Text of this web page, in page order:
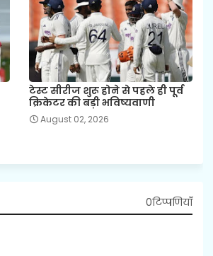
टेस्ट सीरीज शुरू होने से पहले ही पूर्व
क्रिकेटर की बड़ी भविष्यवाणी
August 02, 2026
0टिप्पणियाँ